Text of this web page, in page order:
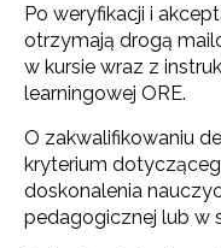
Po weryfikacji i
otrzymają drogą
w kursie wraz z
learningowej ORE.
O zakwalifikowaniu
kryterium
doskonalenia
pedagogicznej lub w